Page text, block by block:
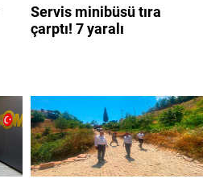
Servis minibüsü tıra
çarptı! 7 yaralı